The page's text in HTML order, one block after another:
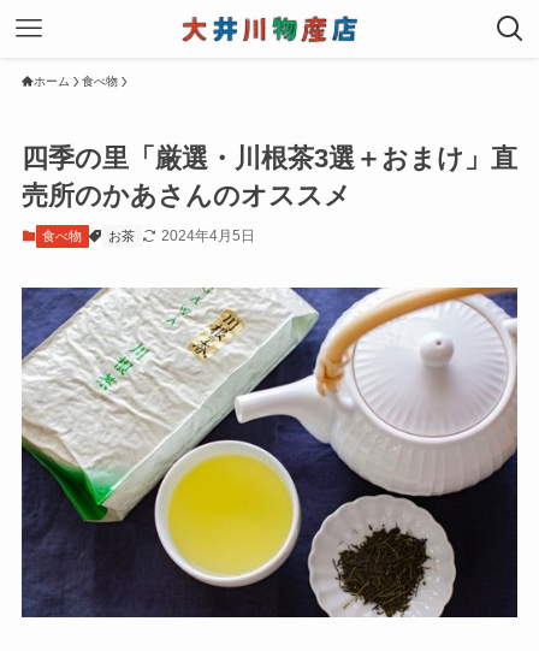
ホーム 食べ物
四季の里「厳選・川根茶3選＋おまけ」直
売所のかあさんのオススメ
食べ物 お茶 2024年4月5日